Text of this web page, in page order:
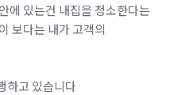
에 있는건 내집을 청소한다는
보다는 내가 고객의
하고 있습니다